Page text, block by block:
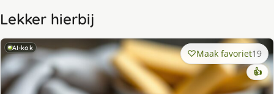
Lekker hierbij
AI-kok Maak favoriet19
👍